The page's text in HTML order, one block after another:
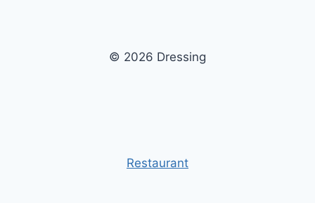
© 2026 Dressing
Restaurant